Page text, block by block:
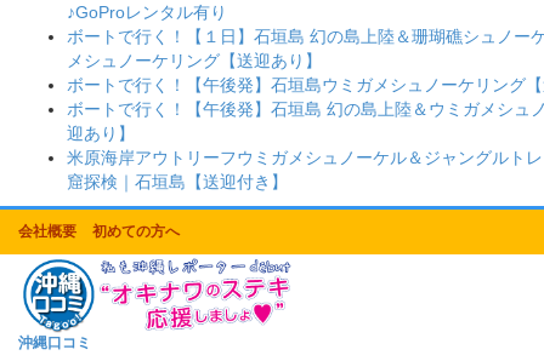
♪GoProレンタル有り
ボートで行く！【１日】石垣島 幻の島上陸＆珊瑚礁シュノー
メシュノーケリング【送迎あり】
ボートで行く！【午後発】石垣島ウミガメシュノーケリング
ボートで行く！【午後発】石垣島 幻の島上陸＆ウミガメシュ
迎あり】
米原海岸アウトリーフウミガメシュノーケル＆ジャングルト
窟探検｜石垣島【送迎付き】
会社概要 初めての方へ
沖縄口コミ